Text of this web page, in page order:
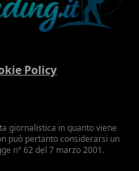
Policy
giornalistica in quanto viene
può pertanto considerarsi un
n° 62 del 7 marzo 2001.